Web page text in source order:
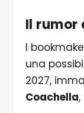
Il rumor
I
una
2027,
Coachella